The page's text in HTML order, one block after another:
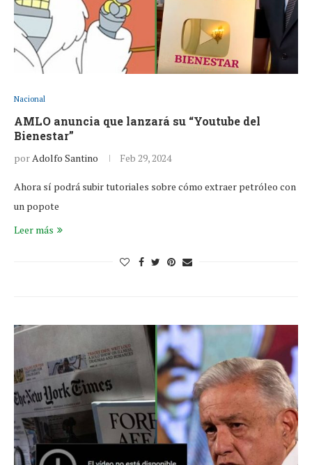
Nacional
AMLO anuncia que lanzará su “Youtube del
Bienestar”
porAdolfo Santino Feb 29, 2024
Ahora sí podrá subir tutoriales sobre cómo extraer petróleo con
un popote
Leer más